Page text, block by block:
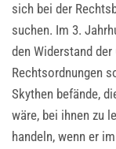
sich bei der
suchen. Im 3.
den Widerstand
Rechtsordnungen
Skythen befände,
wäre, bei ihnen zu
handeln, wenn er